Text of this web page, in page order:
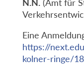
N.N.(Amt für
Eine
https://
kolner-ringe/